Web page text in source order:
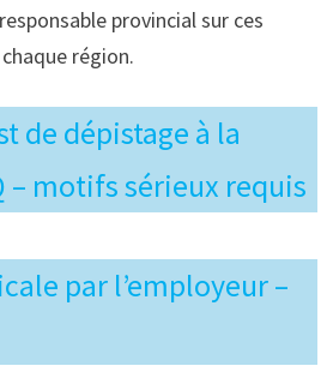
provincial sur ces
région.
de dépistage à la
– motifs sérieux requis
par l’employeur –